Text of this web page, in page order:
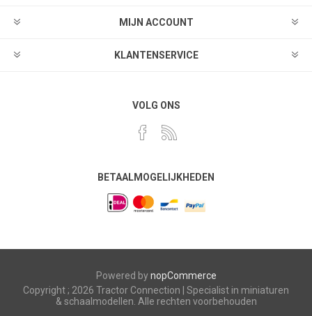
MIJN ACCOUNT
KLANTENSERVICE
VOLG ONS
BETAALMOGELIJKHEDEN
Powered bynopCommerce
Copyright ; 2026 Tractor Connection | Specialist in miniaturen
& schaalmodellen. Alle rechten voorbehouden